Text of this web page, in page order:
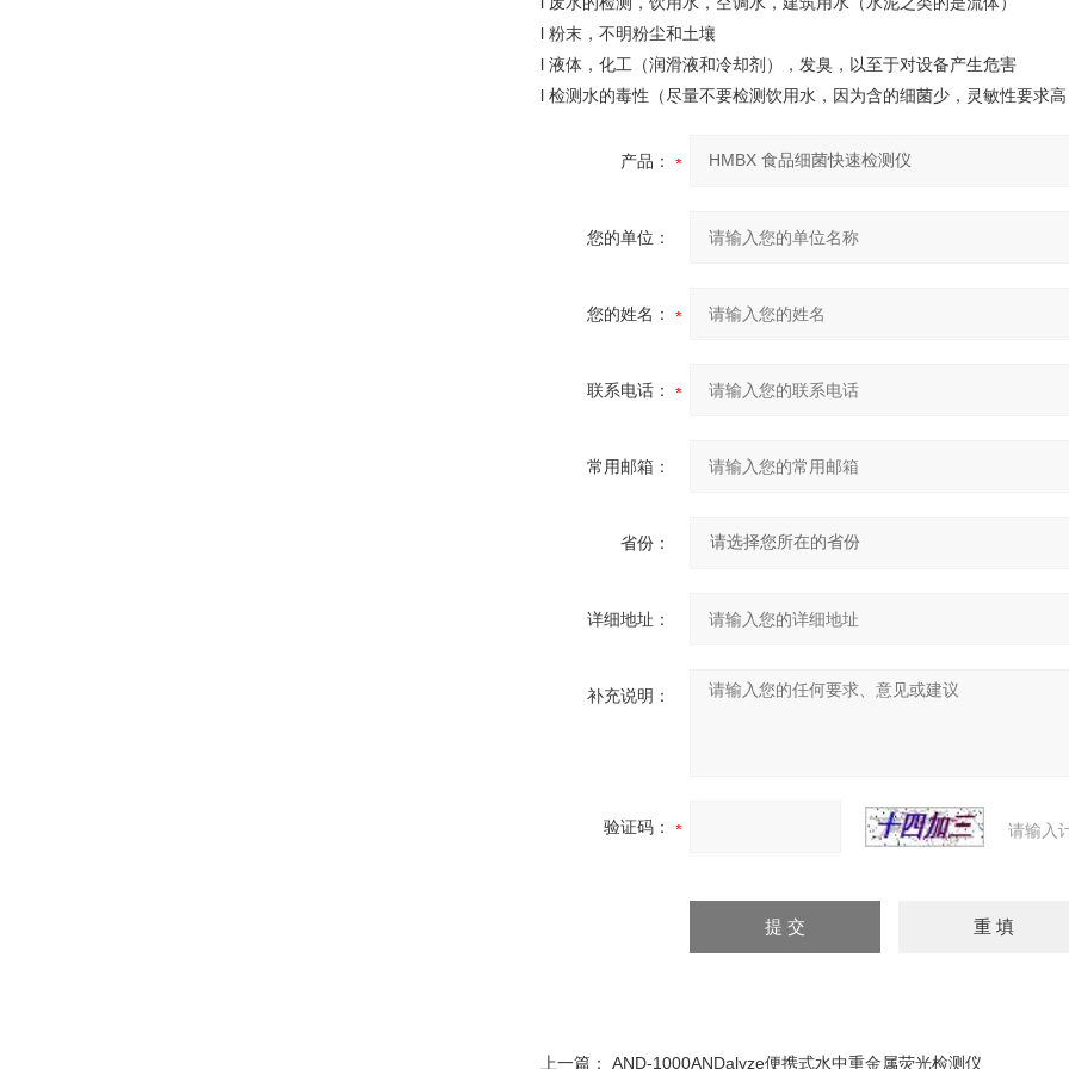
l 粉末，不明粉尘和土壤
l 液体，化工（润滑液和冷却剂），发臭，以至于对设备产生危害
l 检测水的毒性（尽量不要检测饮用水，因为含的细菌少，灵敏性要求
产品：
您的单位：
您的姓名：
联系电话：
常用邮箱：
省份：
详细地址：
补充说明：
验证码： 请输入
上一篇： AND-1000ANDalyze便携式水中重金属荧光检测仪